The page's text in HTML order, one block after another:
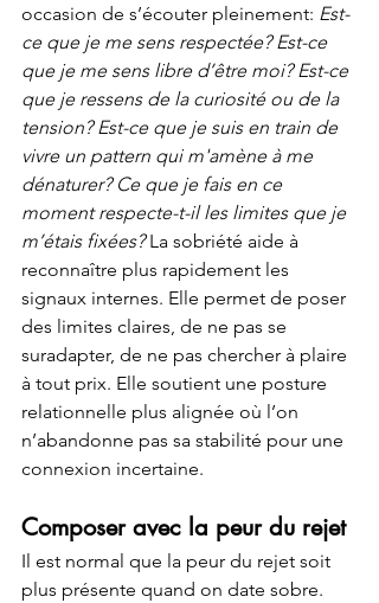
occasion de s’écouter pleinement: Est-
ce que je me sens respectée? Est-ce
que je me sens libre d’être moi? Est-ce
que je ressens de la curiosité ou de la
tension? Est-ce que je suis en train de
vivre un pattern qui m'amène à me
dénaturer? Ce que je fais en ce
moment respecte-t-il les limites que je
m’étais fixées? La sobriété aide à
reconnaître plus rapidement les
signaux internes. Elle permet de poser
des limites claires, de ne pas se
suradapter, de ne pas chercher à plaire
à tout prix. Elle soutient une posture
relationnelle plus alignée où l’on
n’abandonne pas sa stabilité pour une
connexion incertaine.
Composer avec la peur du rejet
Il est normal que la peur du rejet soit
plus présente quand on date sobre.